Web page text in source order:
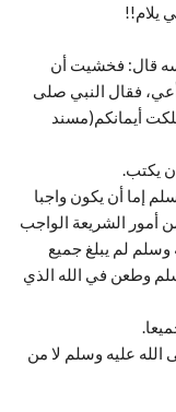
يلام!!
قال: فخشيت أن
فقال النبي صلى
أيمانكم(مسند
يكتب.
إما أن يكون واجبا
أمور الشريعة الواجب
وسلم لم يبلغ جميع
وطعن في الله الذي
الله عليه وسلم لا من